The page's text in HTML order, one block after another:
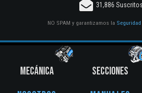
31,886 Suscritos
NO SPAM y garantizamos la Seguridad
MECÁNICA
SECCIONES